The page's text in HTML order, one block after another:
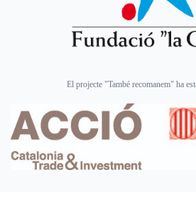
El projecte "També recomanem" ha